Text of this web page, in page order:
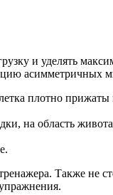
и уделять
асимметричных
плотно
на область
Также не